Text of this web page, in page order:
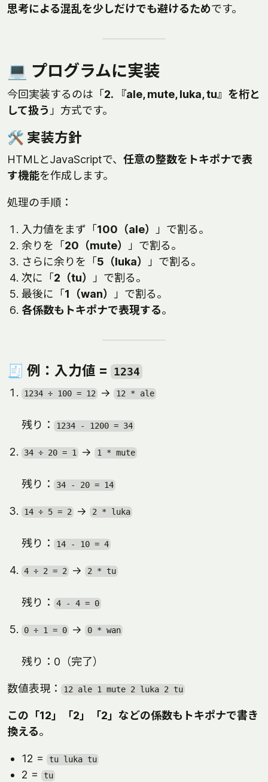
思考による混乱を少しだけでも避けるためです。
💻 プログラムに実装
今回実装するのは「 2. 『ale, mute, luka, tu』を桁と
して扱う 」方式です。
🛠 実装方針
HTMLとJavaScriptで、 任意の整数をトキポナで表
す機能を作成します。
処理の手順：
入力値をまず「 100（ale）
」で割る。
余りを「 20（mute）
」で割る。
さらに余りを「 5（luka）
」で割る。
次に「 2（tu）
」で割る。
最後に「 1（wan）
」で割る。
各係数もトキポナで表現する。
🧾 例：入力値 = 1234
1234 ÷ 100 = 12 → 12 * ale
残り： 1234 - 1200 = 34
34 ÷ 20 = 1 → 1 * mute
残り： 34 - 20 = 14
14 ÷ 5 = 2 → 2 * luka
残り： 14 - 10 = 4
4 ÷ 2 = 2 → 2 * tu
残り： 4 - 4 = 0
0 ÷ 1 = 0 → 0 * wan
残り：0（完了）
数値表現： 12 ale 1 mute 2 luka 2 tu
この「12」「2」「2」などの係数もトキポナで書き
換える。
12 = tu luka tu
2 = tu